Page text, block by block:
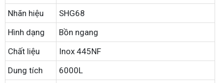
Nhãn hiệu
SHG68
Hình dạng
Bồn ngang
Chất liệu
Inox 445NF
Dung tích
6000L